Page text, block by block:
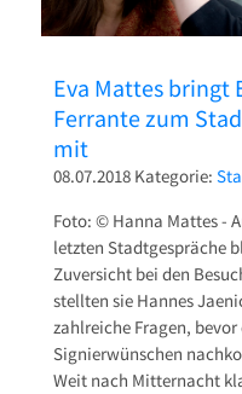
Eva Mattes bringt
Ferrante zum
mit
08.07.2018 Kategorie:
Foto: © Hanna Mattes -
letzten Stadtgespräche
Zuversicht bei den
stellten sie Hannes
zahlreiche Fragen, bevor
Signierwünschen
Weit nach Mitternacht